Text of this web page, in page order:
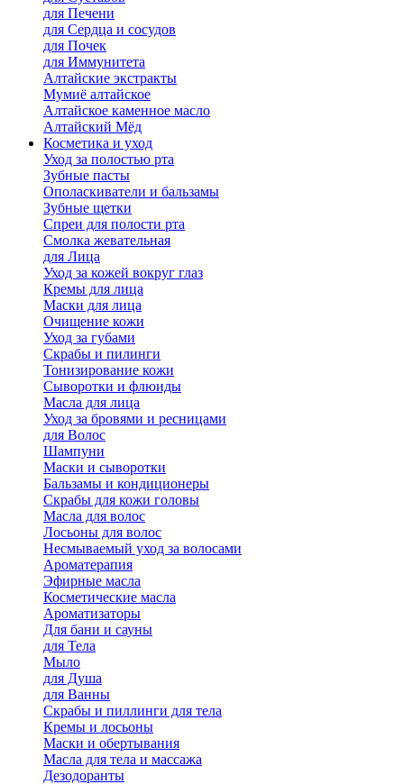
для Печени
для Сердца и сосудов
для Почек
для Иммунитета
Алтайские экстракты
Мумиё алтайское
Алтайское каменное масло
Алтайский Мёд
Косметика и уход
Уход за полостью рта
Зубные пасты
Ополаскиватели и бальзамы
Зубные щетки
Спреи для полости рта
Смолка жевательная
для Лица
Уход за кожей вокруг глаз
Кремы для лица
Маски для лица
Очищение кожи
Уход за губами
Скрабы и пилинги
Тонизирование кожи
Сыворотки и флюиды
Масла для лица
Уход за бровями и ресницами
для Волос
Шампуни
Маски и сыворотки
Бальзамы и кондиционеры
Скрабы для кожи головы
Масла для волос
Лосьоны для волос
Несмываемый уход за волосами
Ароматерапия
Эфирные масла
Косметические масла
Ароматизаторы
Для бани и сауны
для Тела
Мыло
для Душа
для Ванны
Скрабы и пиллинги для тела
Кремы и лосьоны
Маски и обертывания
Масла для тела и массажа
Дезодоранты